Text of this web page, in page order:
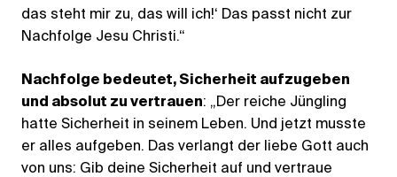
das steht mir zu, das will ich!‘ Das passt nicht zur
Nachfolge Jesu Christi.“
Nachfolge bedeutet, Sicherheit aufzugeben
und absolut zu vertrauen: „Der reiche Jüngling
hatte Sicherheit in seinem Leben. Und jetzt musste
er alles aufgeben. Das verlangt der liebe Gott auch
von uns: Gib deine Sicherheit auf und vertraue